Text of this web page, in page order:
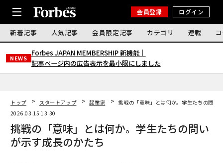
会員登録 ログイン
新着記事 人気記事 会員限定記事 カテゴリ 連載
NEWS
Forbes JAPAN MEMBERSHIP 新機能｜
記事ページ内の広告表示を最小限にしました
トップ スタートアップ 起業家
挑戦の「意味」とは何か。学生たちの問い
2026.03.15 13:30
挑戦の「意味」とは何か。学生たちの問い
が示す成長のかたち